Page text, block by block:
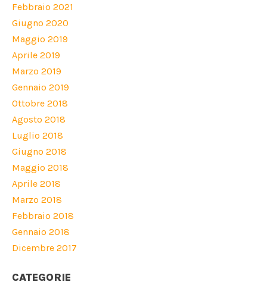
Febbraio 2021
Giugno 2020
Maggio 2019
Aprile 2019
Marzo 2019
Gennaio 2019
Ottobre 2018
Agosto 2018
Luglio 2018
Giugno 2018
Maggio 2018
Aprile 2018
Marzo 2018
Febbraio 2018
Gennaio 2018
Dicembre 2017
CATEGORIE